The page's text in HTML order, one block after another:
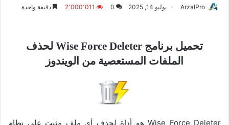
ArzalPro يوليو 14, 2025 0 2٬000٬011 دقيقة واحدة
تحميل برنامج Wise Force Deleter لحذف
الملفات المستعصية من الويندوز
Wise Force Deleter هو أداة لحذف أي ملف مثبت على نظام